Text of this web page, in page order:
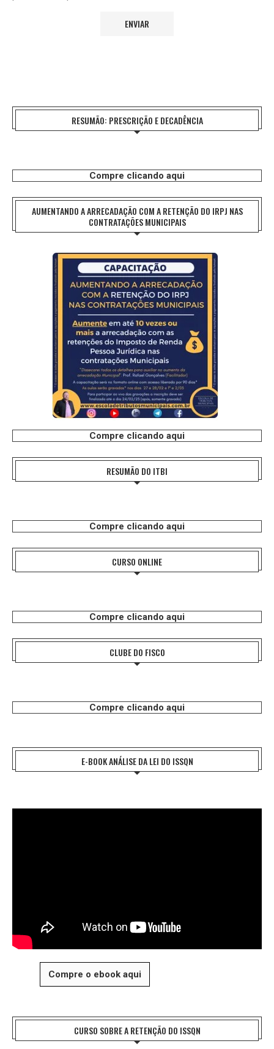
RESUMÃO: PRESCRIÇÃO E DECADÊNCIA
Compre clicando aqui
AUMENTANDO A ARRECADAÇÃO COM A RETENÇÃO DO IRPJ NAS
CONTRATAÇÕES MUNICIPAIS
Compre clicando aqui
RESUMÃO DO ITBI
Compre clicando aqui
CURSO ONLINE
Compre clicando aqui
CLUBE DO FISCO
Compre clicando aqui
E-BOOK ANÁLISE DA LEI DO ISSQN
Compre o ebook aqui
CURSO SOBRE A RETENÇÃO DO ISSQN